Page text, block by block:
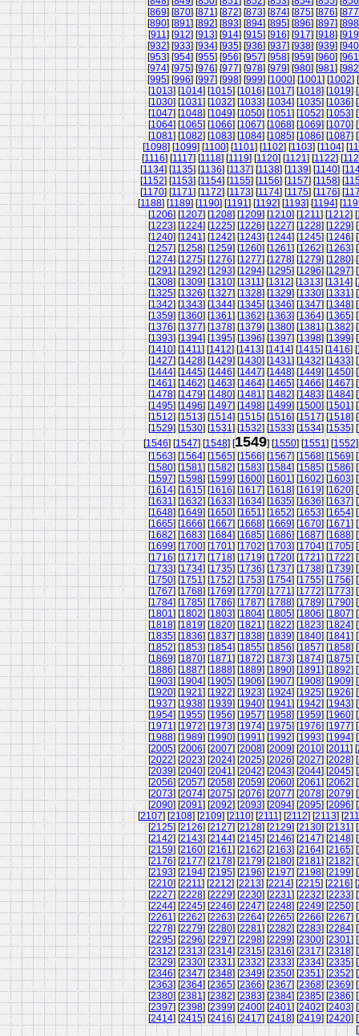
[869] [870] [871] [872] [873] [874] [875] [876] [877
[890] [891] [892] [893] [894] [895] [896] [897] [898
[911] [912] [913] [914] [915] [916] [917] [918] [919
[932] [933] [934] [935] [936] [937] [938] [939] [940
[953] [954] [955] [956] [957] [958] [959] [960] [961
[974] [975] [976] [977] [978] [979] [980] [981] [982
[995] [996] [997] [998] [999] [1000] [1001] [1002] [
[1013] [1014] [1015] [1016] [1017] [1018] [1019] [
[1030] [1031] [1032] [1033] [1034] [1035] [1036] [
[1047] [1048] [1049] [1050] [1051] [1052] [1053] [
[1064] [1065] [1066] [1067] [1068] [1069] [1070] [
[1081] [1082] [1083] [1084] [1085] [1086] [1087] [
[1098] [1099] [1100] [1101] [1102] [1103] [1104] [
[1116] [1117] [1118] [1119] [1120] [1121] [1122] [
[1134] [1135] [1136] [1137] [1138] [1139] [1140] [
[1152] [1153] [1154] [1155] [1156] [1157] [1158] [
[1170] [1171] [1172] [1173] [1174] [1175] [1176] [
[1188] [1189] [1190] [1191] [1192] [1193] [1194] [
[1206] [1207] [1208] [1209] [1210] [1211] [1212] [
[1223] [1224] [1225] [1226] [1227] [1228] [1229] [
[1240] [1241] [1242] [1243] [1244] [1245] [1246] [
[1257] [1258] [1259] [1260] [1261] [1262] [1263] [
[1274] [1275] [1276] [1277] [1278] [1279] [1280] [
[1291] [1292] [1293] [1294] [1295] [1296] [1297] [
[1308] [1309] [1310] [1311] [1312] [1313] [1314] [
[1325] [1326] [1327] [1328] [1329] [1330] [1331] [
[1342] [1343] [1344] [1345] [1346] [1347] [1348] [
[1359] [1360] [1361] [1362] [1363] [1364] [1365] [
[1376] [1377] [1378] [1379] [1380] [1381] [1382] [
[1393] [1394] [1395] [1396] [1397] [1398] [1399] [
[1410] [1411] [1412] [1413] [1414] [1415] [1416] [
[1427] [1428] [1429] [1430] [1431] [1432] [1433] [
[1444] [1445] [1446] [1447] [1448] [1449] [1450] [
[1461] [1462] [1463] [1464] [1465] [1466] [1467] [
[1478] [1479] [1480] [1481] [1482] [1483] [1484] [
[1495] [1496] [1497] [1498] [1499] [1500] [1501] [
[1512] [1513] [1514] [1515] [1516] [1517] [1518] [
[1529] [1530] [1531] [1532] [1533] [1534] [1535] [
[1546] [1547] [1548] [1549] [1550] [1551] [1552
[1563] [1564] [1565] [1566] [1567] [1568] [1569] [
[1580] [1581] [1582] [1583] [1584] [1585] [1586] [
[1597] [1598] [1599] [1600] [1601] [1602] [1603] [
[1614] [1615] [1616] [1617] [1618] [1619] [1620] [
[1631] [1632] [1633] [1634] [1635] [1636] [1637] [
[1648] [1649] [1650] [1651] [1652] [1653] [1654] [
[1665] [1666] [1667] [1668] [1669] [1670] [1671] [
[1682] [1683] [1684] [1685] [1686] [1687] [1688] [
[1699] [1700] [1701] [1702] [1703] [1704] [1705] [
[1716] [1717] [1718] [1719] [1720] [1721] [1722] [
[1733] [1734] [1735] [1736] [1737] [1738] [1739] [
[1750] [1751] [1752] [1753] [1754] [1755] [1756] [
[1767] [1768] [1769] [1770] [1771] [1772] [1773] [
[1784] [1785] [1786] [1787] [1788] [1789] [1790] [
[1801] [1802] [1803] [1804] [1805] [1806] [1807] [
[1818] [1819] [1820] [1821] [1822] [1823] [1824] [
[1835] [1836] [1837] [1838] [1839] [1840] [1841] [
[1852] [1853] [1854] [1855] [1856] [1857] [1858] [
[1869] [1870] [1871] [1872] [1873] [1874] [1875] [
[1886] [1887] [1888] [1889] [1890] [1891] [1892] [
[1903] [1904] [1905] [1906] [1907] [1908] [1909] [
[1920] [1921] [1922] [1923] [1924] [1925] [1926] [
[1937] [1938] [1939] [1940] [1941] [1942] [1943] [
[1954] [1955] [1956] [1957] [1958] [1959] [1960] [
[1971] [1972] [1973] [1974] [1975] [1976] [1977] [
[1988] [1989] [1990] [1991] [1992] [1993] [1994] [
[2005] [2006] [2007] [2008] [2009] [2010] [2011] [
[2022] [2023] [2024] [2025] [2026] [2027] [2028] [
[2039] [2040] [2041] [2042] [2043] [2044] [2045] [
[2056] [2057] [2058] [2059] [2060] [2061] [2062] [
[2073] [2074] [2075] [2076] [2077] [2078] [2079] [
[2090] [2091] [2092] [2093] [2094] [2095] [2096] [
[2107] [2108] [2109] [2110] [2111] [2112] [2113] [
[2125] [2126] [2127] [2128] [2129] [2130] [2131] [
[2142] [2143] [2144] [2145] [2146] [2147] [2148] [
[2159] [2160] [2161] [2162] [2163] [2164] [2165] [
[2176] [2177] [2178] [2179] [2180] [2181] [2182] [
[2193] [2194] [2195] [2196] [2197] [2198] [2199] [
[2210] [2211] [2212] [2213] [2214] [2215] [2216] [
[2227] [2228] [2229] [2230] [2231] [2232] [2233] [
[2244] [2245] [2246] [2247] [2248] [2249] [2250] [
[2261] [2262] [2263] [2264] [2265] [2266] [2267] [
[2278] [2279] [2280] [2281] [2282] [2283] [2284] [
[2295] [2296] [2297] [2298] [2299] [2300] [2301] [
[2312] [2313] [2314] [2315] [2316] [2317] [2318] [
[2329] [2330] [2331] [2332] [2333] [2334] [2335] [
[2346] [2347] [2348] [2349] [2350] [2351] [2352] [
[2363] [2364] [2365] [2366] [2367] [2368] [2369] [
[2380] [2381] [2382] [2383] [2384] [2385] [2386] [
[2397] [2398] [2399] [2400] [2401] [2402] [2403] [
[2414] [2415] [2416] [2417] [2418] [2419] [2420] [
[